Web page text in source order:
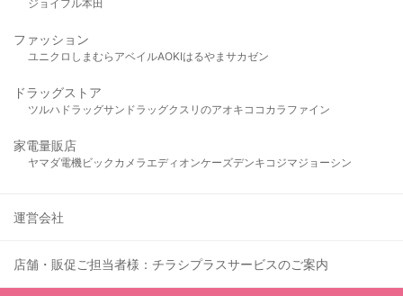
ジョイフル本田
ファッション
ユニクロ しまむら アベイルAOKIはるやま サカゼン
ドラッグストア
ツルハドラッグサンドラッグクスリのアオキ ココカラファイン
家電量販店
ヤマダ電機ビックカメラ エディオンケーズデンキ コジマジョーシン
運営会社
店舗・販促ご担当者様：チラシプラスサービスのご案内